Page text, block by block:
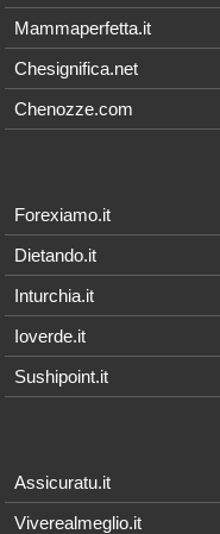
Mammaperfetta.it
Chesignifica.net
Chenozze.com
Forexiamo.it
Dietando.it
Inturchia.it
Ioverde.it
Sushipoint.it
Assicuratu.it
Viverealmeglio.it